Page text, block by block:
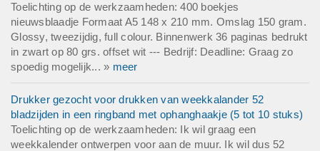
Toelichting op de werkzaamheden: 400 boekjes
nieuwsblaadje Formaat A5 148 x 210 mm. Omslag 150 gram.
Glossy, tweezijdig, full colour. Binnenwerk 36 paginas bedrukt
in zwart op 80 grs. offset wit --- Bedrijf: Deadline: Graag zo
spoedig mogelijk... » meer
Drukker gezocht voor drukken van weekkalander 52
bladzijden in een ringband met ophanghaakje (5 tot 10 stuks)
Toelichting op de werkzaamheden: Ik wil graag een
weekkalender ontwerpen voor aan de muur. Ik wil dus 52